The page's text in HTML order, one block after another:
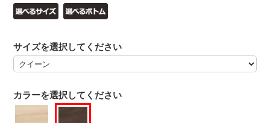
カラーを選択してください
サイズを選択してください